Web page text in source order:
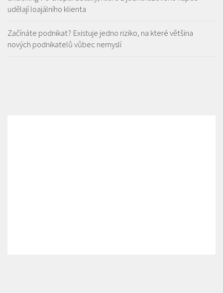
udělají loajálního klienta
Začínáte podnikat? Existuje jedno riziko, na které většina
nových podnikatelů vůbec nemyslí